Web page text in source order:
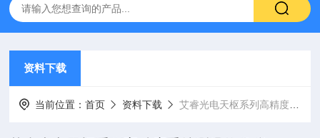
资料下载
当前位置：首页 资料下载 艾睿光电天枢系列高精度手持测温热像仪C200H技术数据手册